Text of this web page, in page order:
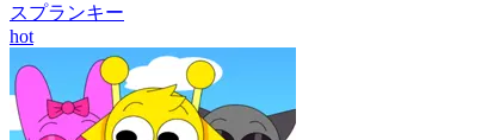
スプランキー
hot